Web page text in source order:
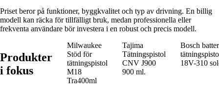
Priset beror på funktioner, byggkvalitet och typ av drivning. En billig
modell kan räcka för tillfälligt bruk, medan professionella eller
frekventa användare bör investera i en robust och precis modell.
Produkter
i fokus
Milwaukee
Stöd för
tätningspistol
M18
Tra400ml
Tajima
Tätningspistol
CNV J900
900 ml.
Bosch
18V-310